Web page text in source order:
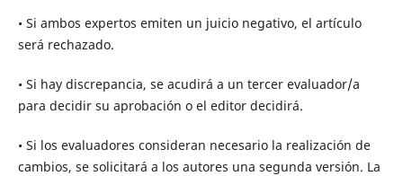
• Si ambos expertos emiten un juicio negativo, el artículo
será rechazado.
• Si hay discrepancia, se acudirá a un tercer evaluador/a
para decidir su aprobación o el editor decidirá.
• Si los evaluadores consideran necesario la realización de
cambios, se solicitará a los autores una segunda versión. La